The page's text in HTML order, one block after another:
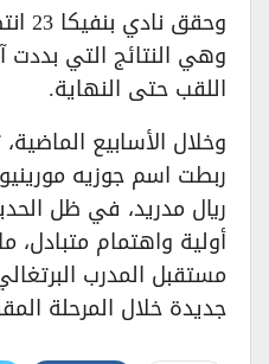
وهي النتائج التي
اللقب حتى النهاية.
وخلال الأسابيع
ربطت اسم جوزيه مورينيو
ريال مدريد، في ظل
أولية واهتمام متبادل،
مستقبل المدرب
جديدة خلال المرحلة